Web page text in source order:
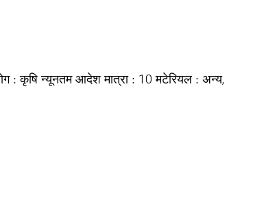
:कृषि न्यूनतम आदेश मात्रा : 10 मटेरियल : अन्य,